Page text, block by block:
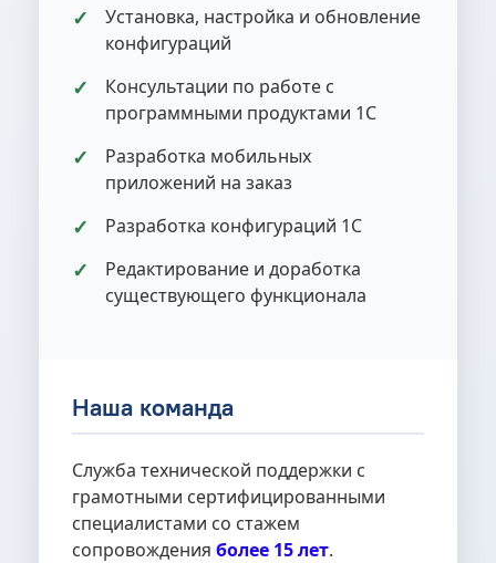
Установка, настройка и обновление
конфигураций
Консультации по работе с
программными продуктами 1С
Разработка мобильных
приложений на заказ
Разработка конфигураций 1С
Редактирование и доработка
существующего функционала
Наша команда
Служба технической поддержки с
грамотными сертифицированными
специалистами со стажем
сопровождения более 15 лет.